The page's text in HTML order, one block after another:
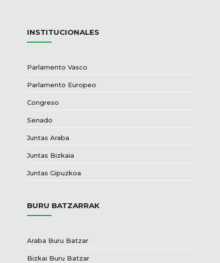
INSTITUCIONALES
Parlamento Vasco
Parlamento Europeo
Congreso
Senado
Juntas Araba
Juntas Bizkaia
Juntas Gipuzkoa
BURU BATZARRAK
Araba Buru Batzar
Bizkai Buru Batzar